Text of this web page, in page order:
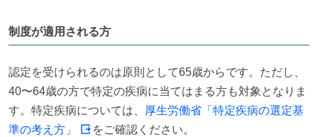
制度が適用される方
認定を受けられるのは原則として65歳からです。ただし、
40〜64歳の方で特定の疾病に当てはまる方も対象となりま
す。特定疾病については、
厚生労働省「特定疾病の選定基
準の考え方」
をご確認ください。